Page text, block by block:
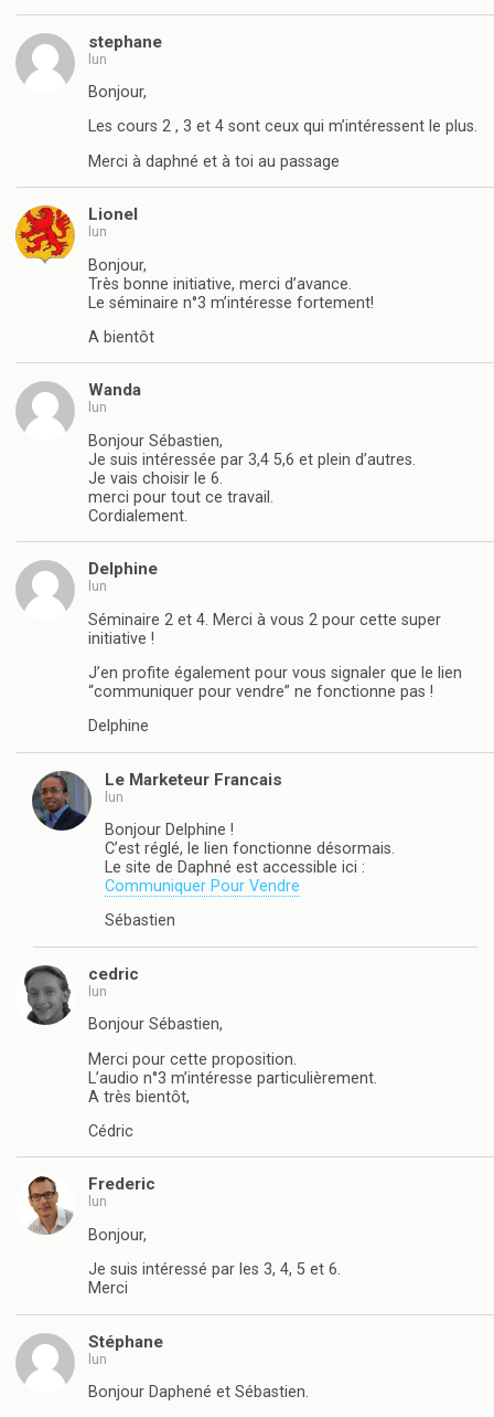
stephane
lun
Bonjour,
Les cours 2 , 3 et 4 sont ceux qui m’intéressent le plus.
Merci à daphné et à toi au passage
Lionel
lun
Bonjour,
Très bonne initiative, merci d’avance.
Le séminaire n°3 m’intéresse fortement!
A bientôt
Wanda
lun
Bonjour Sébastien,
Je suis intéressée par 3,4 5,6 et plein d’autres.
Je vais choisir le 6.
merci pour tout ce travail.
Cordialement.
Delphine
lun
Séminaire 2 et 4. Merci à vous 2 pour cette super
initiative !
J’en profite également pour vous signaler que le lien
“communiquer pour vendre” ne fonctionne pas !
Delphine
Le Marketeur Francais
lun
Bonjour Delphine !
C’est réglé, le lien fonctionne désormais.
Le site de Daphné est accessible ici :
Communiquer Pour Vendre
Sébastien
cedric
lun
Bonjour Sébastien,
Merci pour cette proposition.
L’audio n°3 m’intéresse particulièrement.
A très bientôt,
Cédric
Frederic
lun
Bonjour,
Je suis intéressé par les 3, 4, 5 et 6.
Merci
Stéphane
lun
Bonjour Daphené et Sébastien.